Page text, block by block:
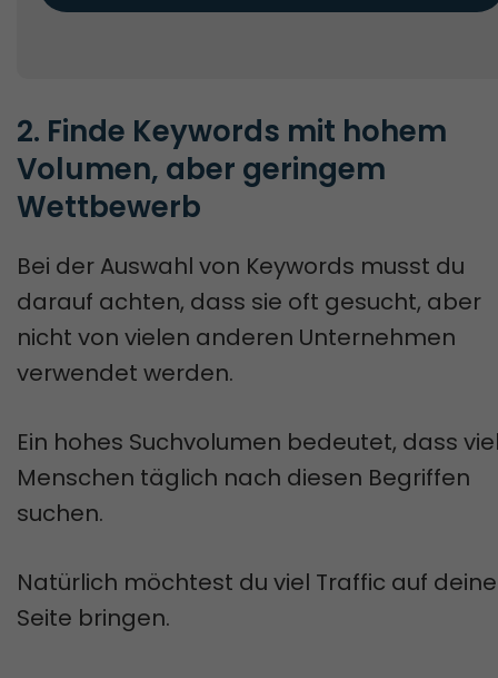
2. Finde Keywords mit hohem
Volumen, aber geringem
Wettbewerb
Bei der Auswahl von Keywords musst du
darauf achten, dass sie oft gesucht, aber
nicht von vielen anderen Unternehmen
verwendet werden.
Ein hohes Suchvolumen bedeutet, dass
Menschen täglich nach diesen Begriffen
suchen.
Natürlich möchtest du viel Traffic auf deine
Seite bringen.